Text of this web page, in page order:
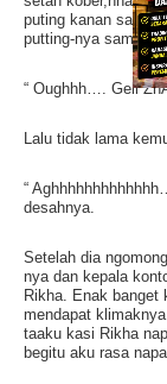
puting kanan
putting-nya sampe
“ Oughhh…. Geli
Lalu tidak lama
“
desahnya.
Setelah dia
nya dan kepala
Rikha. Enak banget
mendapat
taaku kasi Rikha
begitu aku rasa